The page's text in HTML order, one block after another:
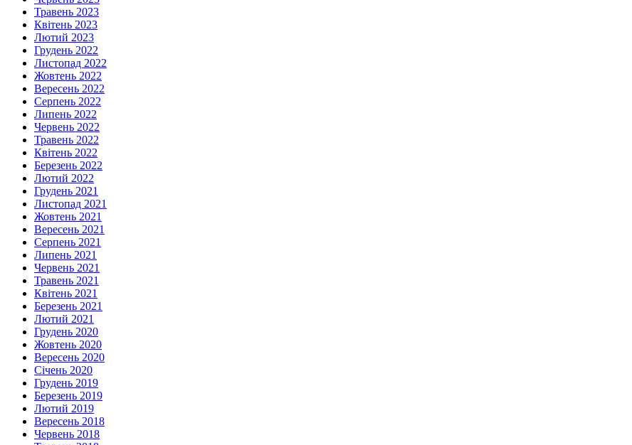
Травень 2023
Квітень 2023
Лютий 2023
Грудень 2022
Листопад 2022
Жовтень 2022
Вересень 2022
Серпень 2022
Липень 2022
Червень 2022
Травень 2022
Квітень 2022
Березень 2022
Лютий 2022
Грудень 2021
Листопад 2021
Жовтень 2021
Вересень 2021
Серпень 2021
Липень 2021
Червень 2021
Травень 2021
Квітень 2021
Березень 2021
Лютий 2021
Грудень 2020
Жовтень 2020
Вересень 2020
Січень 2020
Грудень 2019
Березень 2019
Лютий 2019
Вересень 2018
Червень 2018